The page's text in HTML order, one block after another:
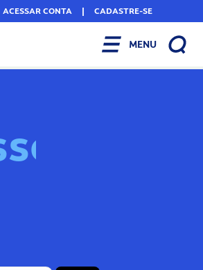
ACESSAR CONTA | CADASTRE-SE
MENU
o